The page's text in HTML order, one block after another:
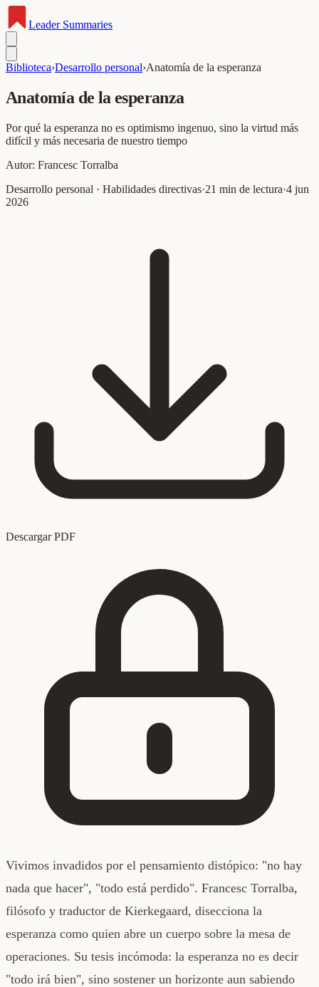
LeaderSummaries
Biblioteca›Desarrollo personal›Anatomía de la esperanza
Anatomía de la esperanza
Por qué la esperanza no es optimismo ingenuo, sino la virtud más
difícil y más necesaria de nuestro tiempo
Autor: Francesc Torralba
Desarrollo personal · Habilidades directivas·21 min de lectura·4 jun
2026
Descargar PDF
Vivimos invadidos por el pensamiento distópico: "no hay
nada que hacer", "todo está perdido". Francesc Torralba,
filósofo y traductor de Kierkegaard, disecciona la
esperanza como quien abre un cuerpo sobre la mesa de
operaciones. Su tesis incómoda: la esperanza no es decir
"todo irá bien", sino sostener un horizonte aun sabiendo